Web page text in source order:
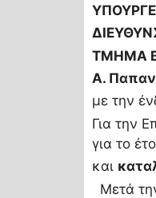
ΤΜΗΜΑ
Α.
με την
Για την
για το
και
Μετά